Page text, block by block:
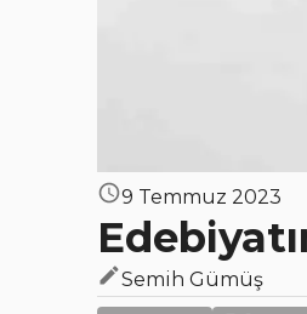
9 Temmuz 2023
Semih Gümüş